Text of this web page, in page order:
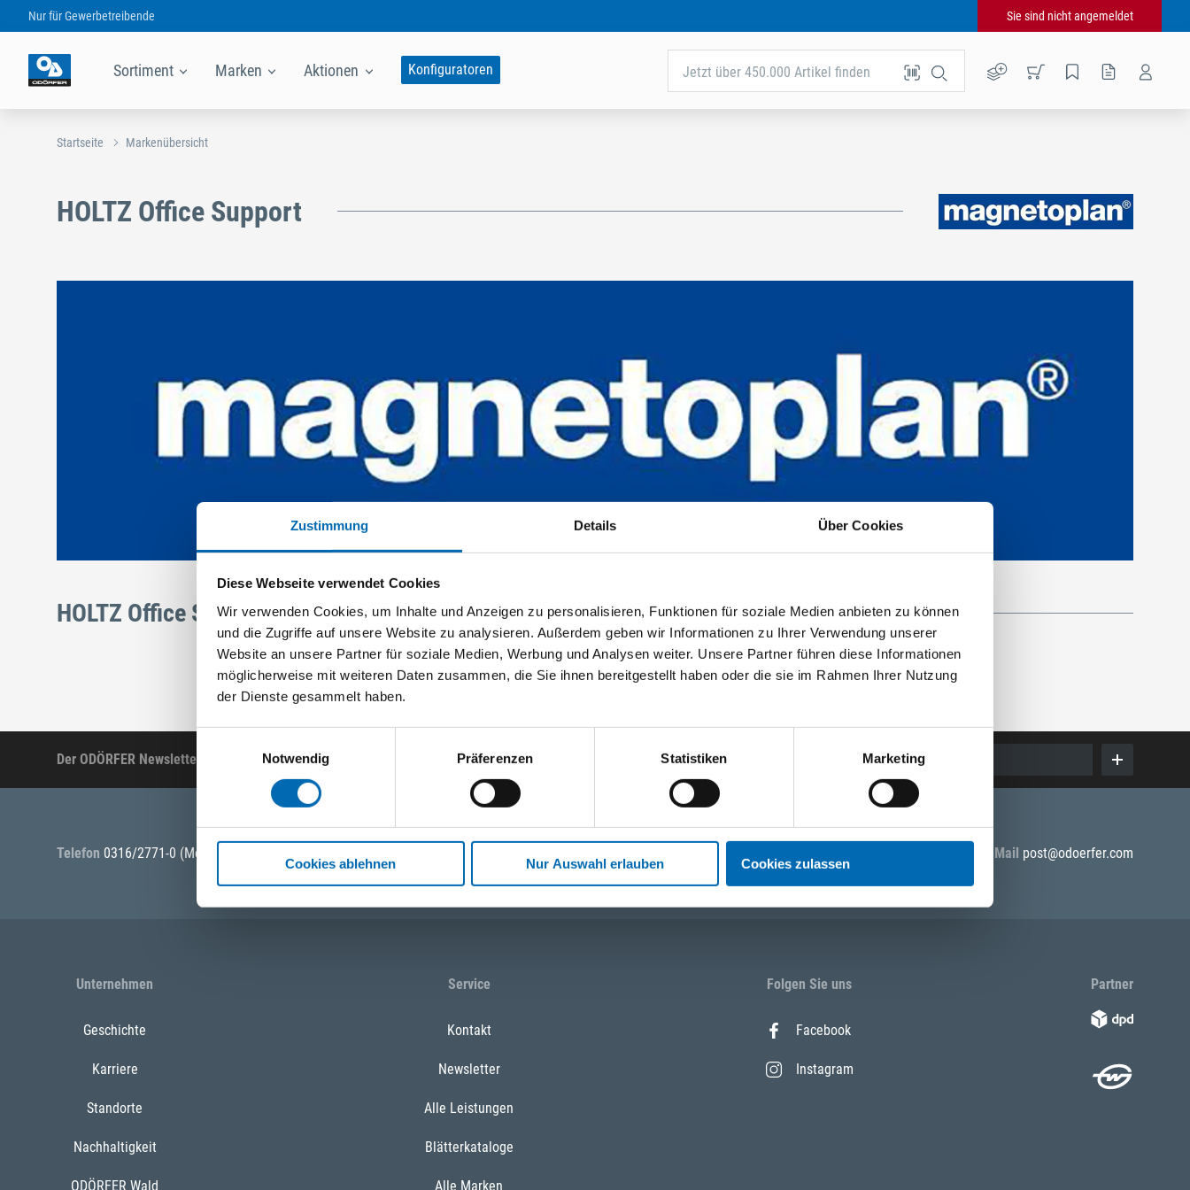
Zustimmung Details Über Cookies
Diese Webseite verwendet Cookies
Wir verwenden Cookies, um Inhalte und Anzeigen zu personalisieren, Funktionen für soziale Medien anbieten zu können
und die Zugriffe auf unsere Website zu analysieren. Außerdem geben wir Informationen zu Ihrer Verwendung unserer
Website an unsere Partner für soziale Medien, Werbung und Analysen weiter. Unsere Partner führen diese Informationen
möglicherweise mit weiteren Daten zusammen, die Sie ihnen bereitgestellt haben oder die sie im Rahmen Ihrer Nutzung
der Dienste gesammelt haben.
Notwendig
Präferenzen Statistiken Marketing
Cookies ablehnen Nur Auswahl erlauben Cookies zulassen
Nur fürGewerbetreibende Sie sind nicht angemeldet
Sortiment Marken Aktionen Konfiguratoren Jetzt über 450.000 Artikel finden
Startseite Markenübersicht
HOLTZ Office Support
HOLTZ Office Support Produkte
Der ODÖRFER Newsletter Produktneuheiten, Aktionen und Anwendungen. Bleiben Sie über Ihre Themen informiert! E-Mail eingeben
Telefon 0316/2771-0 (Mo - Do: 07:30 - 17:00 Uhr Fr: 07:30 - 13:00 Uhr) E-Mail post@odoerfer.com
Unternehmen
Geschichte
Karriere
Standorte
Nachhaltigkeit
ODÖRFER Wald
Service
Kontakt
Newsletter
Alle Leistungen
Blätterkataloge
Alle Marken
Folgen Sie uns
Facebook
Instagram
Partner